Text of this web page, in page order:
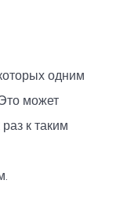
одним
может
к таким